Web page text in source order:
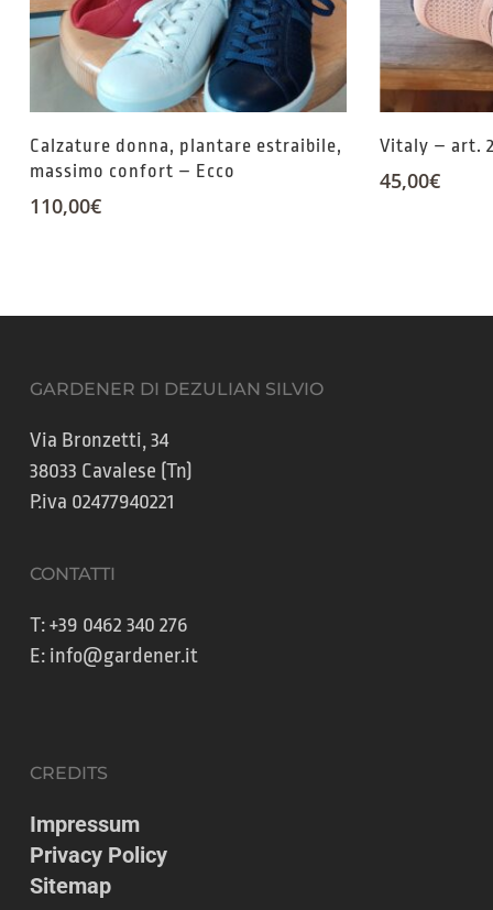
Calzature donna, plantare estraibile,
massimo confort – Ecco
110,00€
Vitaly – art.
45,00€
GARDENER DI DEZULIAN SILVIO
Via Bronzetti, 34
38033 Cavalese (Tn)
P.iva 02477940221
CONTATTI
T:+39 0462 340 276
E: info@gardener.it
CREDITS
Impressum
Privacy Policy
Sitemap